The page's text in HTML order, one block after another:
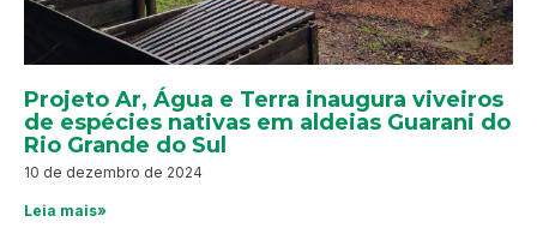
Projeto Ar, Água e Terra inaugura viveiros
de espécies nativas em aldeias Guarani do
Rio Grande do Sul
10 de dezembro de 2024
Leia mais»